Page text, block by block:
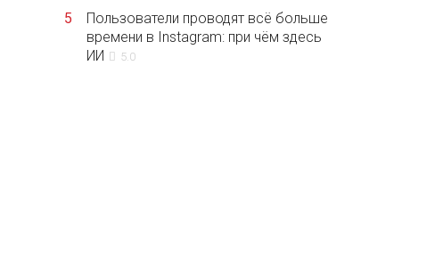
5
Пользователи проводят всё больше
времени в Instagram: при чём здесь
ИИ
5.0